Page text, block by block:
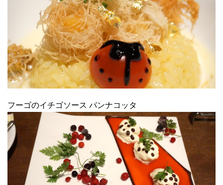
フーゴのイチゴソース パンナコッタ